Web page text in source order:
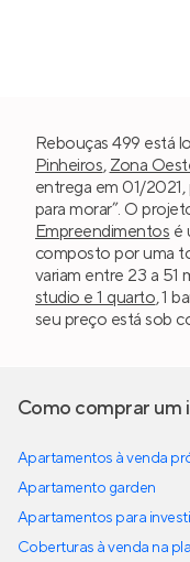
Rebouças 499 está
Pinheiros, Zona
entrega em 01/
para morar”. O
Empreendimentos é
composto por uma
variam entre 23 a 51
studio e 1 quarto, 1
seu preço está sob
Como comprar um
Apartamentos à venda
Apartamento garden
Apartamentos para
Coberturas à venda na